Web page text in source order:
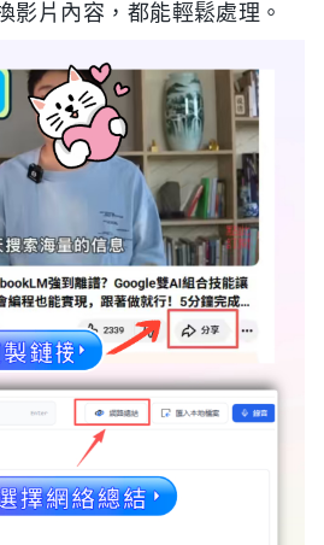
影片內容，都能輕鬆處理。